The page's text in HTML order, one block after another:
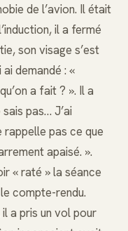
de l’avion. Il était
il a fermé
son visage s’est
demandé : «
a fait ? ». Il a
pas… J’ai
rappelle pas ce que
apaisé. ».
« raté » la séance
compte-rendu.
a pris un vol pour